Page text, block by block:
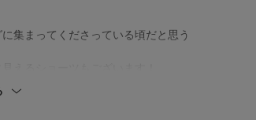
集まってくださっている頃だと思う
たが、ハマりにハマりました…◎